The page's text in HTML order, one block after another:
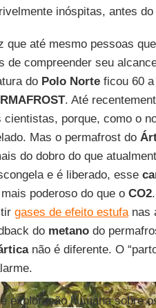
inóspitas, antes
que até mesmo pessoas
de compreender seu
do Polo Norteficou 60 a
. Até
cientistas, porque, como o
Mas o permafrost do
do dobro do que
e é liberado, esse
poderoso do que o CO2
gases de efeito estufanas
do metanodo
não é diferente. O
exploração humana sobre